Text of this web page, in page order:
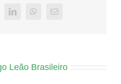
LinkedInWhatsApp
E-
Leão Brasileiro